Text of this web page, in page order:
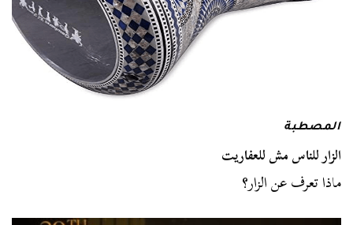
المصطبة
الزار للناس مش للعفاريت
ماذا تعرف عن الزار؟